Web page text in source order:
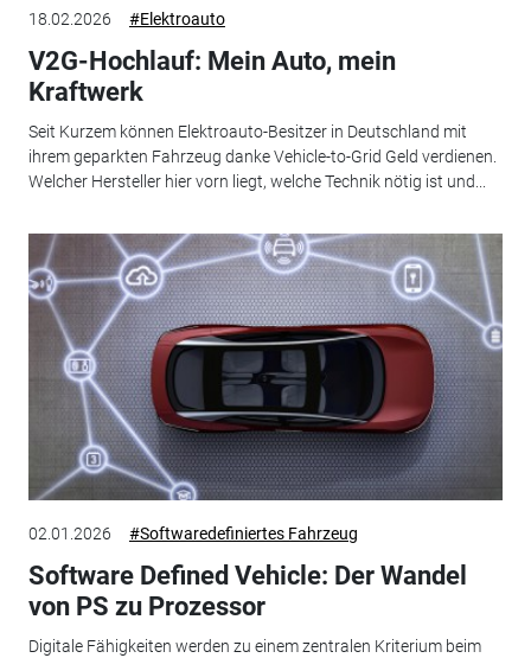
18.02.2026 #Elektroauto
V2G-Hochlauf: Mein Auto, mein
Kraftwerk
Seit Kurzem können Elektroauto-Besitzer in Deutschland mit
ihrem geparkten Fahrzeug danke Vehicle-to-Grid Geld verdienen.
Welcher Hersteller hier vorn liegt, welche Technik nötig ist und...
02.01.2026 #Softwaredefiniertes Fahrzeug
Software Defined Vehicle: Der Wandel
von PS zu Prozessor
Digitale Fähigkeiten werden zu einem zentralen Kriterium beim